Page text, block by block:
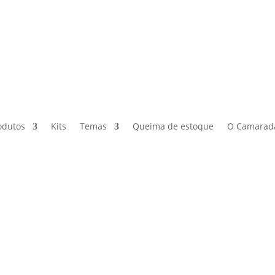
Kits Temas Queima de estoque O